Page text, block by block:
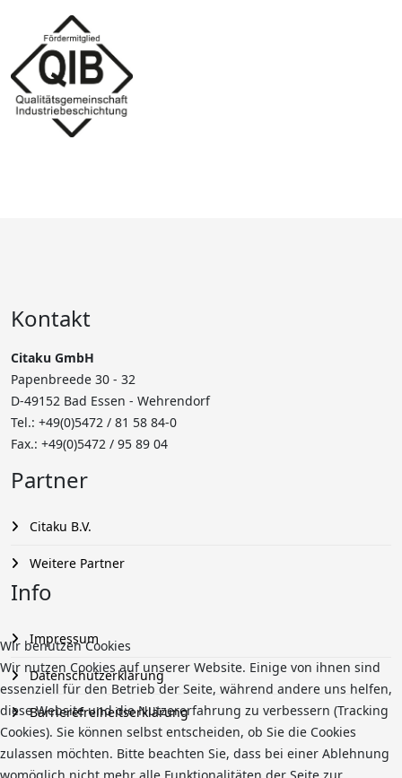
Kontakt
Citaku GmbH
Papenbreede 30 - 32
D-49152 Bad Essen - Wehrendorf
Tel.: +49(0)5472 / 81 58 84-0
Fax.: +49(0)5472 / 95 89 04
Partner
Citaku B.V.
Weitere Partner
Info
Impressum
Datenschutzerklärung
Barrierefreiheitserklärung
Wir benutzen Cookies
Wir nutzen Cookies auf unserer Website. Einige von ihnen sind
essenziell für den Betrieb der Seite, während andere uns helfen,
diese Website und die Nutzererfahrung zu verbessern (Tracking
Cookies). Sie können selbst entscheiden, ob Sie die Cookies
zulassen möchten. Bitte beachten Sie, dass bei einer Ablehnung